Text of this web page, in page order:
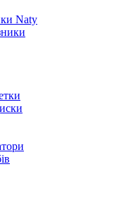
Naty